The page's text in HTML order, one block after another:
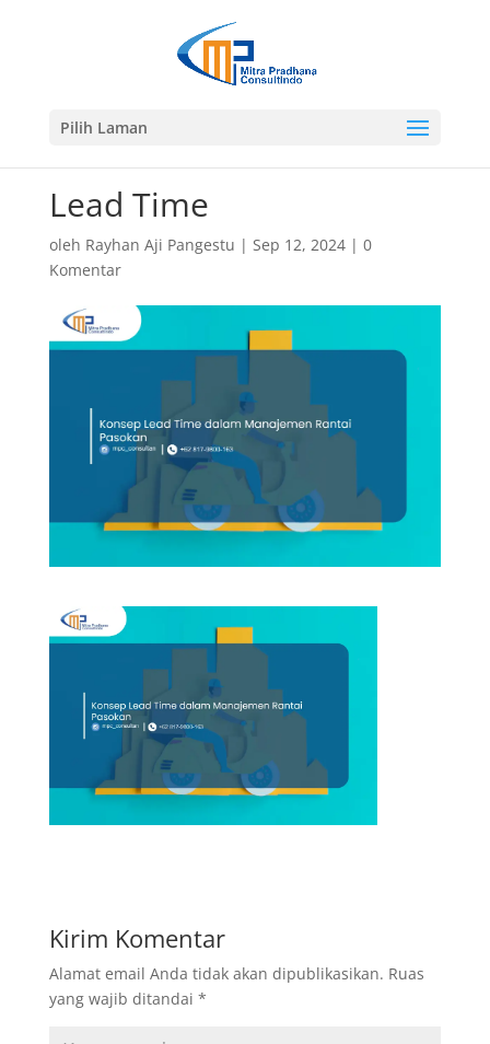
Pilih Laman
Lead Time
oleh Rayhan Aji Pangestu | Sep 12, 2024| 0
Komentar
Kirim Komentar
Alamat email Anda tidak akan dipublikasikan. Ruas
yang wajib ditandai *